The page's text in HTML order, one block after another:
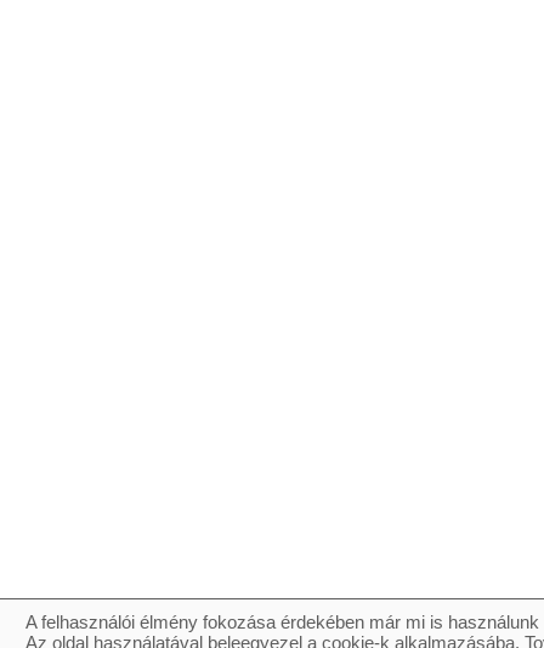
A felhasználói élmény fokozása érdekében már mi is
Az oldal használatával beleegyezel a cookie-k alkalmazásába.